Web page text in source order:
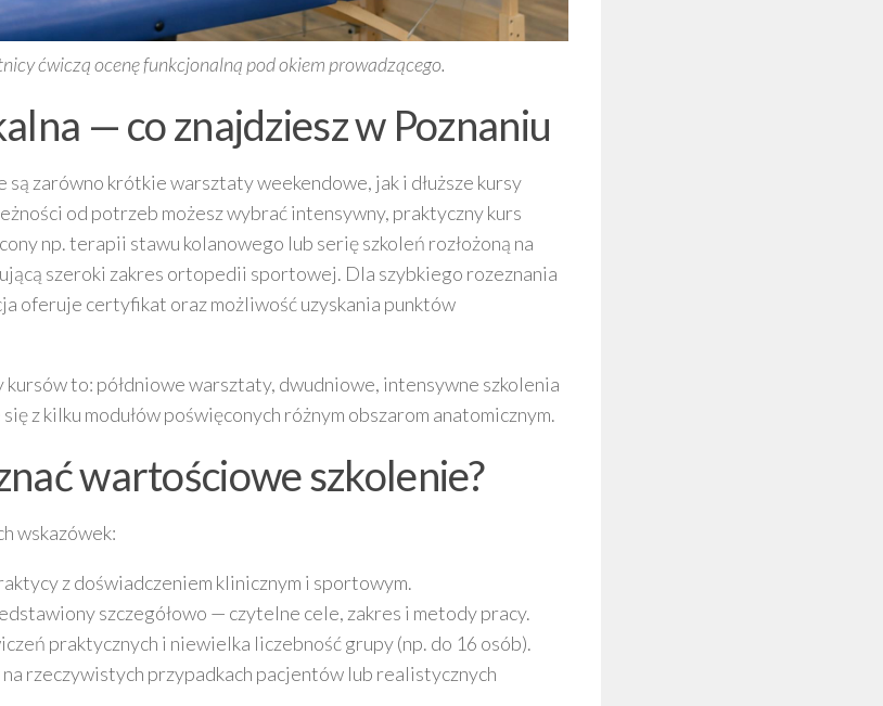
ćwiczą ocenę funkcjonalną pod okiem prowadzącego.
— co znajdziesz w Poznaniu
są zarówno krótkie warsztaty weekendowe, jak i dłuższe kursy
od potrzeb możesz wybrać intensywny, praktyczny kurs
np. terapii stawu kolanowego lub serię szkoleń rozłożoną na
szeroki zakres ortopedii sportowej. Dla szybkiego rozeznania
oferuje certyfikat oraz możliwość uzyskania punktów
kursów to: półdniowe warsztaty, dwudniowe, intensywne szkolenia
z kilku modułów poświęconych różnym obszarom anatomicznym.
wartościowe szkolenie?
wskazówek:
z doświadczeniem klinicznym i sportowym.
szczegółowo — czytelne cele, zakres i metody pracy.
praktycznych i niewielka liczebność grupy (np. do 16 osób).
rzeczywistych przypadkach pacjentów lub realistycznych